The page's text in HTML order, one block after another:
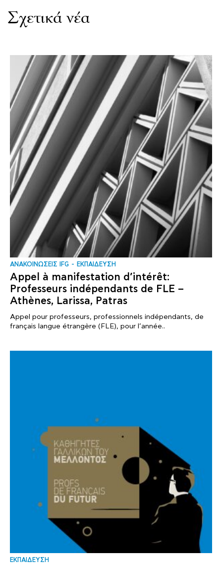
Σχετικά νέα
ΑΝΑΚΟΙΝΩΣΕΙΣ IFG ΕΚΠΑΙΔΕΥΣΗ
Appel à manifestation d’intérêt:
Professeurs indépendants de FLE –
Athènes, Larissa, Patras
Appel pour professeurs, professionnels indépendants, de
français langue étrangère (FLE), pour l’année..
ΕΚΠΑΙΔΕΥΣΗ